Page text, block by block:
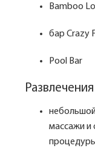
Bamboo
бар Crazy
Pool Bar
массажи и